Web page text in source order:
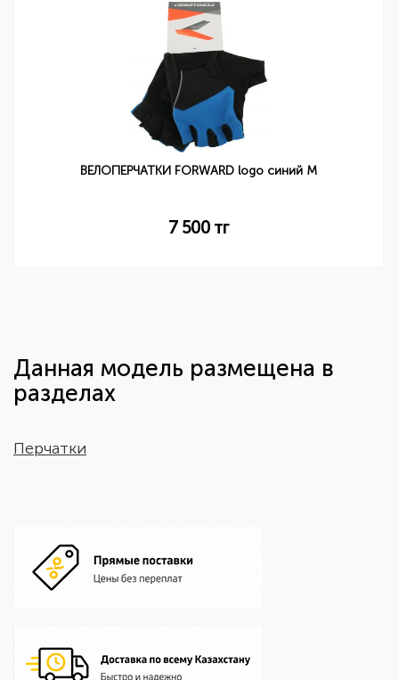
ВЕЛОПЕРЧАТКИ FORWARD logo синий M
7 500 тг
Данная модель размещена в
разделах
Перчатки